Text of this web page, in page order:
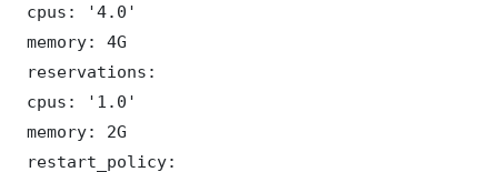
cpus: '4.0'
memory: 4G
reservations:
cpus: '1.0'
memory: 2G
restart_policy: